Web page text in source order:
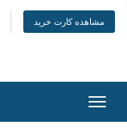
مشاهده کارت خرید